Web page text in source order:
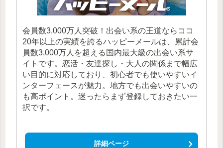
会員数3,000万人突破！出会い系の王道ならココ
20年以上の実績を誇るハッピーメールは、累計会
員数3,000万人を超える国内最大級の出会い系サ
イトです。恋活・友達探し・大人の関係まで幅広
い目的に対応しており、初心者でも使いやすいイ
ンターフェースが魅力。地方でも出会いやすいの
も高ポイント。迷ったらまず登録しておきたい一
択です。
詳細ページ